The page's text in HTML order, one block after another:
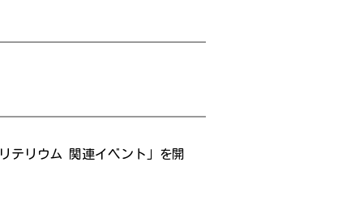
テリウム 関連イベント」を開